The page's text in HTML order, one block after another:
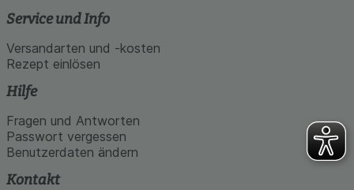
Service und Info
Versandarten und -kosten
Rezept einlösen
Hilfe
Fragen und Antworten
Passwort vergessen
Benutzerdaten ändern
Kontakt